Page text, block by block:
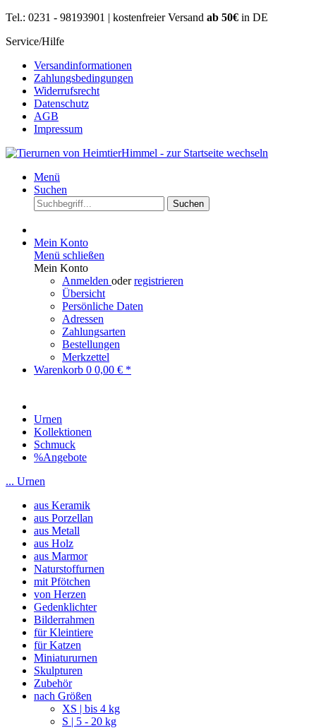
Tel.: 0231 - 98193901 | kostenfreier Versand ab 50€ in DE
Service/Hilfe
Versandinformationen
Zahlungsbedingungen
Widerrufsrecht
Datenschutz
AGB
Impressum
Menü
Suchen
Suchen
Mein Konto
Menü schließen
Mein Konto
Anmelden oderregistrieren
Übersicht
Persönliche Daten
Adressen
Zahlungsarten
Bestellungen
Merkzettel
Warenkorb 0 0,00 € *
Urnen
Kollektionen
Schmuck
%Angebote
... Urnen
aus Keramik
aus Porzellan
aus Metall
aus Holz
aus Marmor
Naturstoffurnen
mit Pfötchen
von Herzen
Gedenklichter
Bilderrahmen
für Kleintiere
für Katzen
Miniatururnen
Skulpturen
Zubehör
nach Größen
XS | bis 4 kg
S | 5 - 20 kg